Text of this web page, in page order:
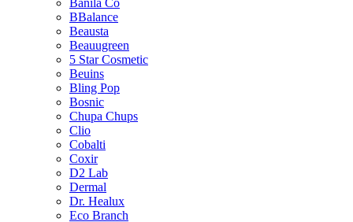
Banila Co
BBalance
Beausta
Beauugreen
5 Star Cosmetic
Beuins
Bling Pop
Bosnic
Chupa Chups
Clio
Cobalti
Coxir
D2 Lab
Dermal
Dr. Healux
Eco Branch